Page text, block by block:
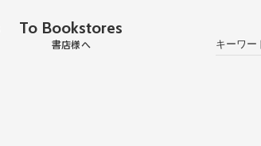
To Bookstores
書店様へ